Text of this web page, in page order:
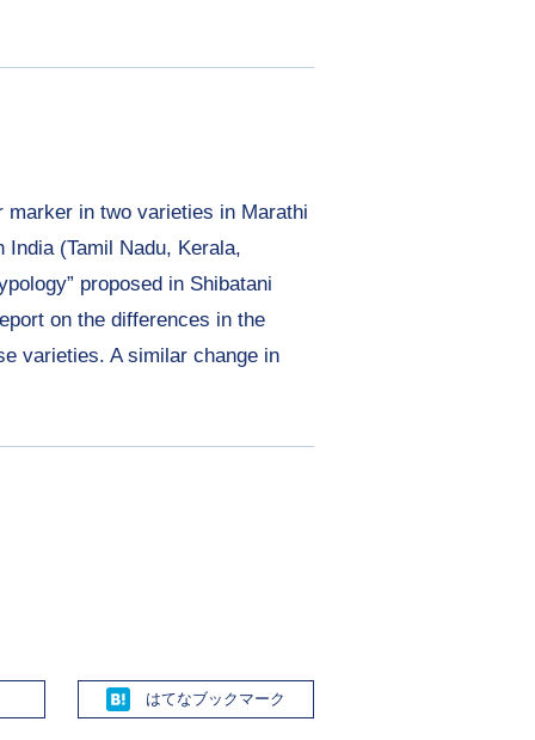
in two varieties in Marathi
(Tamil Nadu, Kerala,
proposed in Shibatani
on the differences in the
varieties. A similar change in
Hatena